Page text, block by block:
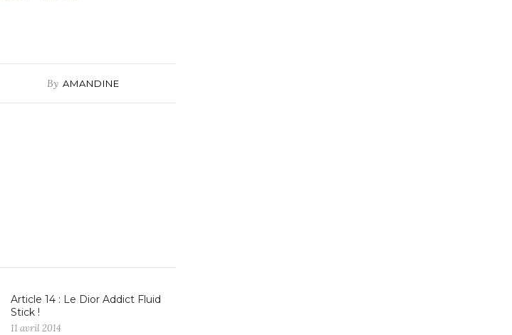
By AMANDINE
Article 14 : Le Dior Addict Fluid
Stick !
11 avril 2014